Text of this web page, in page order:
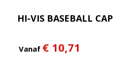
HI-VIS BASEBALL CAP
Vanaf € 10,71